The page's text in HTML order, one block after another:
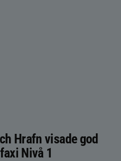
Hrafn visade god
Nivå 1